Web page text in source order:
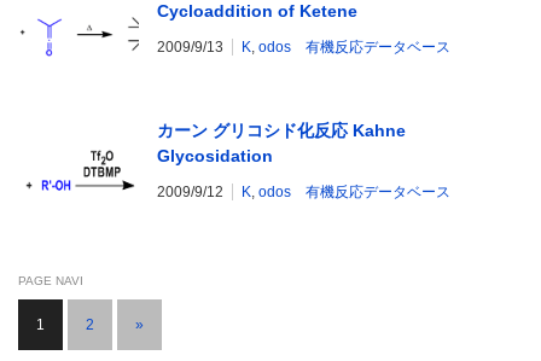
Cycloaddition of Ketene
2009/9/13 K, odos 有機反応データベース
カーン グリコシド化反応 Kahne
Glycosidation
2009/9/12 K, odos 有機反応データベース
PAGE NAVI
1 2 »